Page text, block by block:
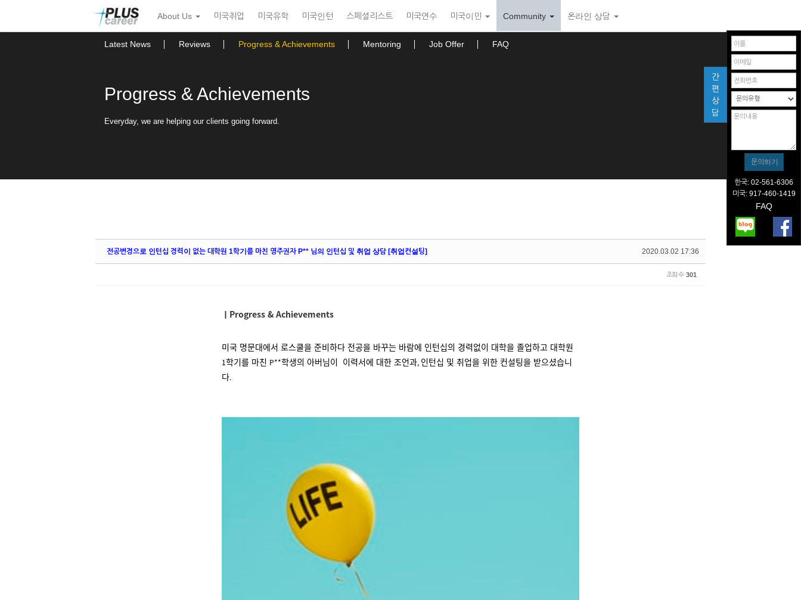
뉴
토
About Us 미국취업 미국유학 미국인턴 스페셜리스트 미국연수 미국이민 Community 온라인 상담
Latest News Reviews Progress & Achievements Mentoring Job Offer FAQ
Progress & Achievements
Everyday, we are helping our clients going forward.
2020.03.02 17:36
전공변경으로 인턴십 경력이 없는 대학원 1학기를 마친 영주권자 P** 님의 인턴십 및 취업 상담 [취업컨설팅]
조회 수 301
ㅣProgress & Achievements
미국 명문대에서 로스쿨을 준비하다 전공을 바꾸는 바람에 인턴십의 경력없이 대학을 졸업하고 대학원
1학기를 마친 P**학생의 아버님이 이력서에 대한 조언과, 인턴십 및 취업을 위한 컨설팅을 받으셨습니
다.
간
편
상
담
한국: 02-561-6306
미국: 917-460-1419
FAQ